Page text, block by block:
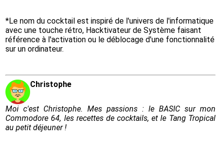
*Le nom du cocktail est inspiré de l'univers de l'informatique
avec une touche rétro, Hacktivateur de Système faisant
référence à l'activation ou le déblocage d'une fonctionnalité
sur un ordinateur.
Christophe
Moi c'est Christophe. Mes passions : le BASIC sur mon
Commodore 64, les recettes de cocktails, et le Tang Tropical
au petit déjeuner !